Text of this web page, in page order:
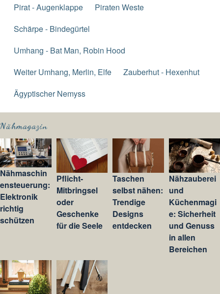
Pirat - Augenklappe
Piraten Weste
Schärpe - Bindegürtel
Umhang - Bat Man, Robin Hood
Weiter Umhang, Merlin, Elfe
Zauberhut - Hexenhut
Ägyptischer Nemyss
Nähmagazin
Nähmaschin
ensteuerung:
Elektronik
richtig
schützen
Pflicht-
Mitbringsel
oder
Geschenke
für die Seele
Taschen
selbst nähen:
Trendige
Designs
entdecken
Nähzauberei
und
Küchenmagi
e: Sicherheit
und Genuss
in allen
Bereichen